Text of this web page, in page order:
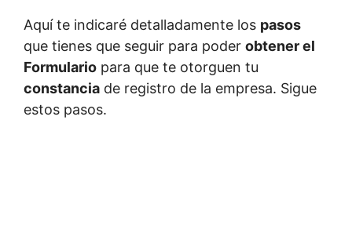
Aquí te indicaré detalladamente los pasos
que tienes que seguir para poder obtener el
Formulario para que te otorguen tu
constancia de registro de la empresa. Sigue
estos pasos.